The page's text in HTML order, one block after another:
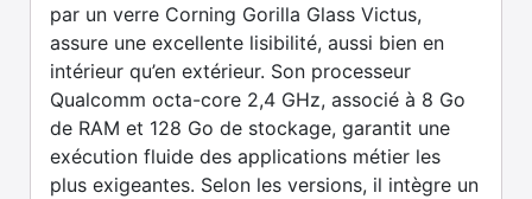
par un verre Corning Gorilla Glass Victus,
assure une excellente lisibilité, aussi bien en
intérieur qu’en extérieur. Son processeur
Qualcomm octa-core 2,4 GHz, associé à 8 Go
de RAM et 128 Go de stockage, garantit une
exécution fluide des applications métier les
plus exigeantes. Selon les versions, il intègre un